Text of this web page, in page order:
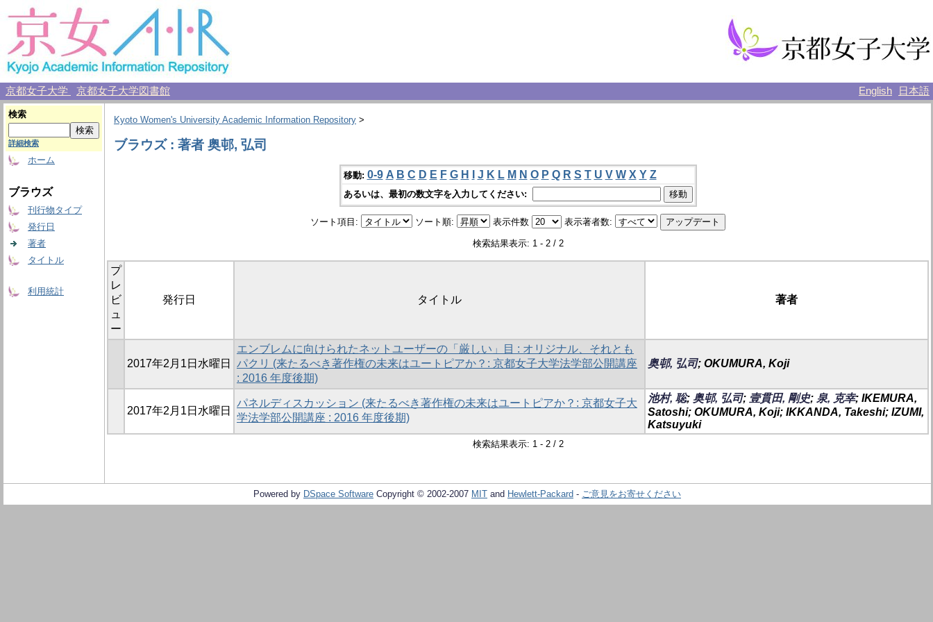
京都女子大学 京都女子大学図書館 English 日本語
検索
詳細検索
ホーム
ブラウズ
刊行物タイプ
発行日
著者
タイトル
利用統計
Kyoto Women's University Academic Information Repository >
ブラウズ : 著者 奥邨, 弘司
移動: 0-9 A B C D E F G H J K L M N O P Q R S T U V W X Y Z
あるいは、最初の数文字を入力してください:
ソート項目: ソート順: 表示件数 表示著者数:
検索結果表示: 1 - 2 / 2
プ
レ
ビ
ュ
ー
発行日 タイトル 著者
2017年2月1日水曜日
エンブレムに向けられたネットユーザーの「厳しい」目 : オリジナル、それとも
パクリ (来たるべき著作権の未来はユートピアか？: 京都女子大学法学部公開講座
: 2016 年度後期)
奥邨, 弘司; OKUMURA, Koji
2017年2月1日水曜日
パネルディスカッション (来たるべき著作権の未来はユートピアか？: 京都女子大
学法学部公開講座 : 2016 年度後期)
池村, 聡; 奥邨, 弘司; 壹貫田, 剛史; 泉, 克幸; IKEMURA,
Satoshi; OKUMURA, Koji; IKKANDA, Takeshi; IZUMI,
Katsuyuki
検索結果表示: 1 - 2 / 2
Powered by DSpace Software Copyright © 2002-2007 MIT and Hewlett-Packard - ご意見をお寄せください